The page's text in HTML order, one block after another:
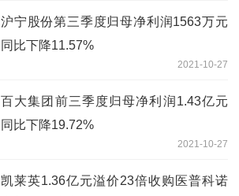
沪宁股份第三季度归母净利润1563万元
同比下降11.57%
2021-10-27
百大集团前三季度归母净利润1.43亿元
同比下降19.72%
2021-10-27
凯莱英1.36亿元溢价23倍收购医普科诺